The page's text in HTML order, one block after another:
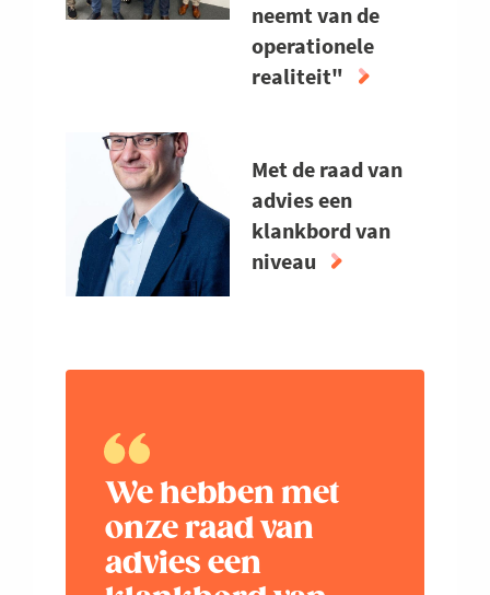
"EXTERNE
INPUT
HOUDT
neemt van de
operationele
realiteit"
ADVIESRAAD
ZORGT
ERVOOR
JE
Met de raad van
advies een
klankbord van
niveau
KLANKBORD
VAN
NIVEAU
We hebben met
onze raad van
advies een